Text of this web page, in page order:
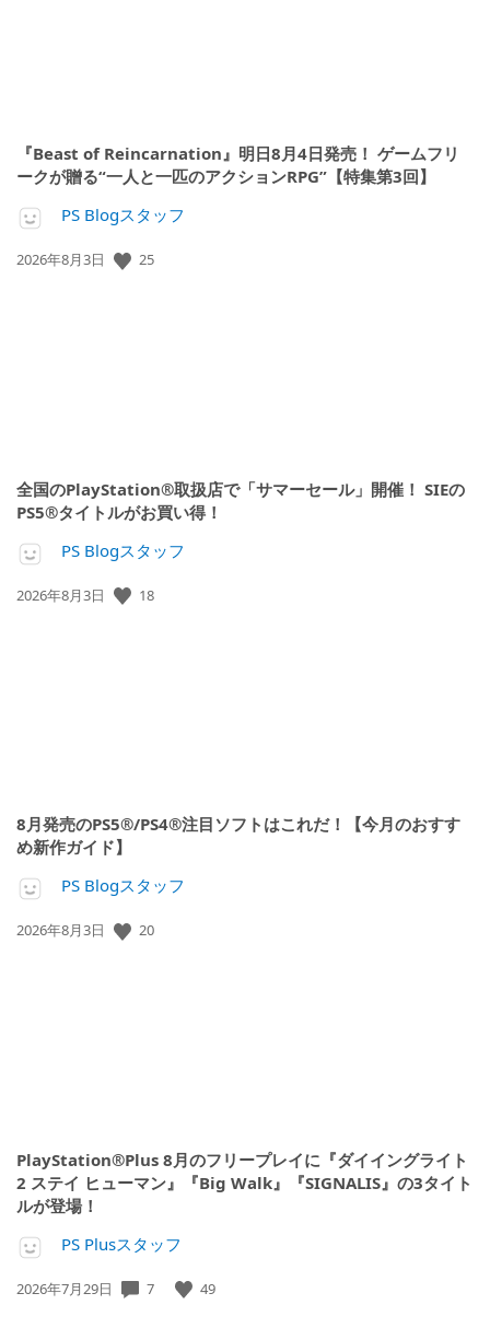
『Beast of Reincarnation』明日8月4日発売！ ゲームフリ
ークが贈る“一人と一匹のアクションRPG”【特集第3回】
PS Blogスタッフ
公
2026年8月3日 25
全国のPlayStation®取扱店で「サマーセール」開催！ SIEの
PS5®タイトルがお買い得！
PS Blogスタッフ
公
2026年8月3日 18
8月発売のPS5®/PS4®注目ソフトはこれだ！【今月のおすす
め新作ガイド】
PS Blogスタッフ
公
2026年8月3日 20
PlayStation®Plus 8月のフリープレイに『ダイイングライト
2 ステイ ヒューマン』『Big Walk』『SIGNALIS』の3タイト
ルが登場！
PS Plusスタッフ
公
2026年7月29日 7 49